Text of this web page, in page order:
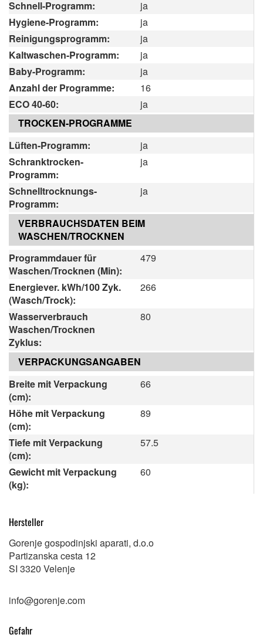
Schnell-Programm:
ja
Hygiene-Programm:
ja
Reinigungsprogramm:
ja
Kaltwaschen-Programm:
ja
Baby-Programm:
ja
Anzahl der Programme:
16
ECO 40-60:
ja
TROCKEN-PROGRAMME
Lüften-Programm:
ja
Schranktrocken-
Programm:
ja
Schnelltrocknungs-
Programm:
ja
VERBRAUCHSDATEN BEIM
WASCHEN/TROCKNEN
Programmdauer für
Waschen/Trocknen (Min):
479
Energiever. kWh/100 Zyk.
(Wasch/Trock):
266
Wasserverbrauch
Waschen/Trocknen
Zyklus:
80
VERPACKUNGSANGABEN
Breite mit Verpackung
(cm):
66
Höhe mit Verpackung
(cm):
89
Tiefe mit Verpackung
(cm):
57.5
Gewicht mit Verpackung
(kg):
60
Hersteller
Gorenje gospodinjski aparati, d.o.o
Partizanska cesta 12
SI 3320 Velenje
info@gorenje.com
Gefahr